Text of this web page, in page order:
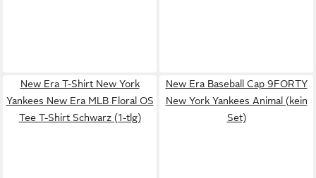
New Era T-Shirt New York
Yankees New Era MLB Floral OS
Tee T-Shirt Schwarz (1-tlg)
New Era Baseball Cap 9FORTY
New York Yankees Animal (kein
Set)